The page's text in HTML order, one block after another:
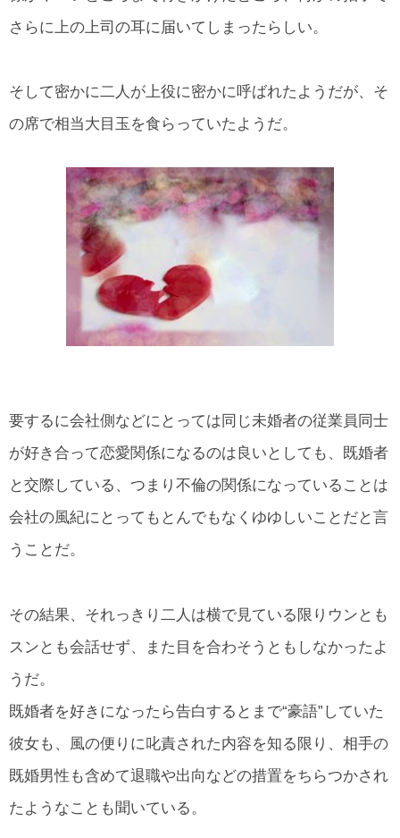
さらに上の上司の耳に届いてしまったらしい。
そして密かに二人が上役に密かに呼ばれたようだが、そ
の席で相当大目玉を食らっていたようだ。
要するに会社側などにとっては同じ未婚者の従業員同士
が好き合って恋愛関係になるのは良いとしても、既婚者
と交際している、つまり不倫の関係になっていることは
会社の風紀にとってもとんでもなくゆゆしいことだと言
うことだ。
その結果、それっきり二人は横で見ている限りウンとも
スンとも会話せず、また目を合わそうともしなかったよ
うだ。
既婚者を好きになったら告白するとまで“豪語”していた
彼女も、風の便りに叱責された内容を知る限り、相手の
既婚男性も含めて退職や出向などの措置をちらつかされ
たようなことも聞いている。